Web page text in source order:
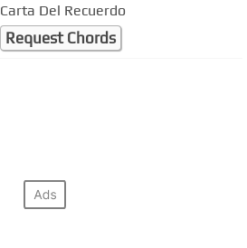
Carta Del Recuerdo
Request Chords